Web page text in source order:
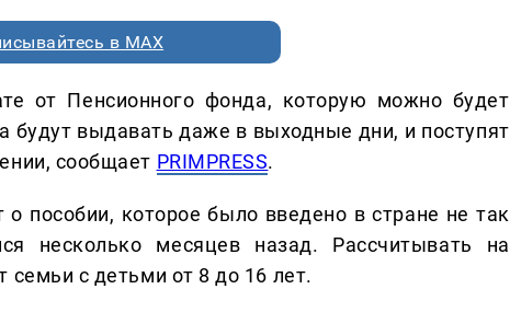
в MAX
от Пенсионного фонда, которую можно будет
будут выдавать даже в выходные дни, и поступят
сообщает PRIMPRESS.
пособии, которое было введено в стране не так
несколько месяцев назад. Рассчитывать на
семьи с детьми от 8 до 16 лет.